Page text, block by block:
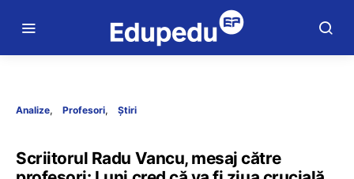
Analize Profesori Știri
Scriitorul Radu Vancu, mesaj către